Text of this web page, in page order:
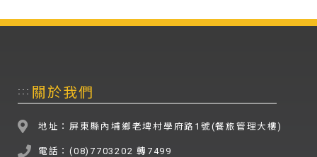
::: 關於我們
地址：屏東縣內埔鄉老埤村學府路1號(餐旅管理大樓)
電話：(08)7703202 轉7499